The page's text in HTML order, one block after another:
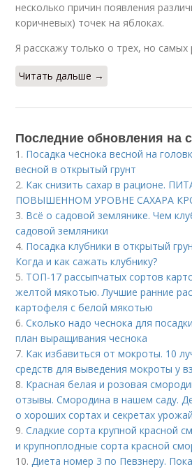
несколько причин появления
коричневых) точек на яблоках.
Я расскажу только о трех, но самых
Читать дальше →
Последние обновления на
1. Посадка чеснока весной на
весной в открытый грунт
2. Как снизить сахар в рационе.
ПОВЫШЕННОМ УРОВНЕ САХАРА
3. Всё о садовой землянике. Чем
садовой земляники
4. Посадка клубники в открытый
Когда и как сажать клубнику?
5. ТОП-17 рассыпчатых сортов
желтой мякотью. Лучшие ранние
картофеля с белой мякотью
6.Сколько надо чеснока для
план выращивания чеснока
7. Как избавиться от мокроты. 10
средств для выведения мокроты у
8. Красная белая и розовая
отзывы. Смородина в нашем саду.
о хороших сортах и секретах
9.Сладкие сорта крупной красной
и крупноплодные сорта красной
10.Диета номер 3 по Певзнеру.